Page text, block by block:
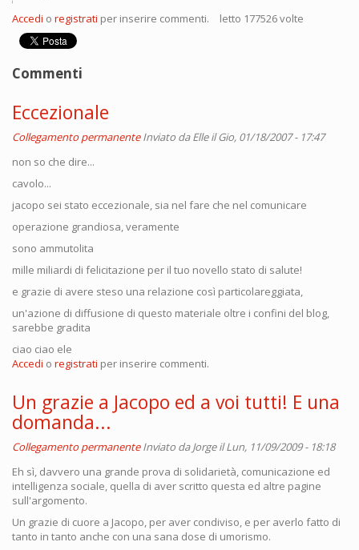
Accedi o registrati per inserire commenti. letto 177526 volte
Commenti
Eccezionale
Collegamento permanente Inviato daElleil Gio, 01/18/2007 - 17:47
non so che dire...
cavolo...
jacopo sei stato eccezionale, sia nel fare che nel comunicare
operazione grandiosa, veramente
sono ammutolita
mille miliardi di felicitazione per il tuo novello stato di salute!
e grazie di avere steso una relazione così particolareggiata,
un'azione di diffusione di questo materiale oltre i confini del blog,
sarebbe gradita
ciao ciao ele
Accedi o registrati per inserire commenti.
Un grazie a Jacopo ed a voi tutti! E una
domanda...
Collegamento permanente Inviato daJorgeil Lun, 11/09/2009 - 18:18
Eh sì, davvero una grande prova di solidarietà, comunicazione ed
intelligenza sociale, quella di aver scritto questa ed altre pagine
sull'argomento.
Un grazie di cuore a Jacopo, per aver condiviso, e per averlo fatto di
tanto in tanto anche con una sana dose di umorismo.